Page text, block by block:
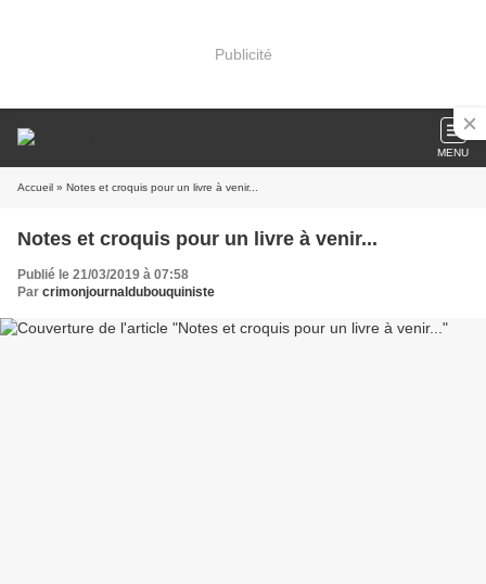
Publicité
MENU
Accueil » Notes et croquis pour un livre à venir...
Notes et croquis pour un livre à venir...
Publié le 21/03/2019 à 07:58
Par crimonjournaldubouquiniste